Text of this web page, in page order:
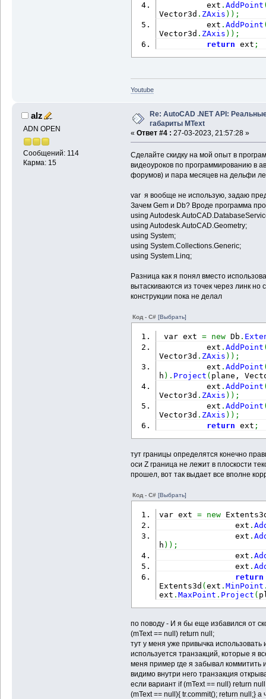
ext .AddPoint
Vector3d . ZAxis ) ) ;
ext .AddPoint
Vector3d . ZAxis ) ) ;
return ext ;
Youtube
alz
ADN OPEN
Сообщений: 114
Карма: 15
Re: AutoCAD .NET API:
габариты MText
« Ответ #4 : 27-03-2023, 21:57:28 »
Сделайте скидку на мой опыт в
видеоуроков по программированию в
форумов) и пара месяцев на дельфи
var я вообще не использую, задаю
Зачем Gem и Db? Вроде программа
using
using Autodesk.AutoCAD.Geometry;
using System;
using System.Collections.Generic;
using System.Linq;
Разница как я понял вместо
вытаскиваются из точек через линк но
конструкции пока не делал
Код - C# [Выбрать]
var ext = new Db .
ext .AddPoint
Vector3d . ZAxis ) ) ;
ext .AddPoint
h ) . Project ( plane,
ext .AddPoint
Vector3d . ZAxis ) ) ;
ext .AddPoint
Vector3d . ZAxis ) ) ;
return ext ;
тут границы определятся конечно
оси Z граница не лежит в плоскости
прошел, вот так выдает все вполне
Код - C# [Выбрать]
var ext = new
ext .
ext .
h ) ) ;
ext .
ext .
return
Extents3d (ext .MinPoint
ext .MaxPoint . Project (
по поводу - И я бы еще избавился от
(mText == null) return null;
тут у меня уже привычка использовать
используется транзакций, которые я
меня пример где я забывал коммитить
видимо внутри него транзакция
если вариант if (mText == null) return
(mText == null){ tr.commit(); return null;}